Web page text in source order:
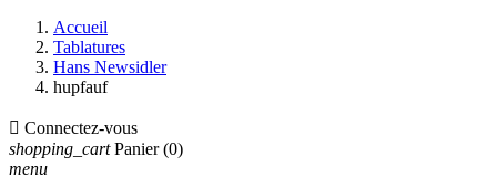
Accueil
Tablatures
Hans Newsidler
hupfauf
 Connectez-vous
shopping_cart Panier (0)
menu